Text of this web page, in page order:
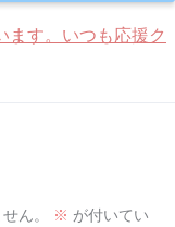
ます。いつも応援ク
ん。 ※ が付いてい